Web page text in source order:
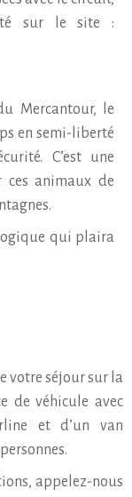
sur le site :
Mercantour, le
en semi-liberté
C’est une
ces animaux de
qui plaira
votre séjour sur la
de véhicule avec
et d’un van
appelez-nous